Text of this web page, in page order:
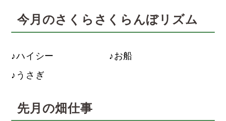
今月のさくらさくらんぼリズム
ハイシー
お船
うさぎ
先月の畑仕事